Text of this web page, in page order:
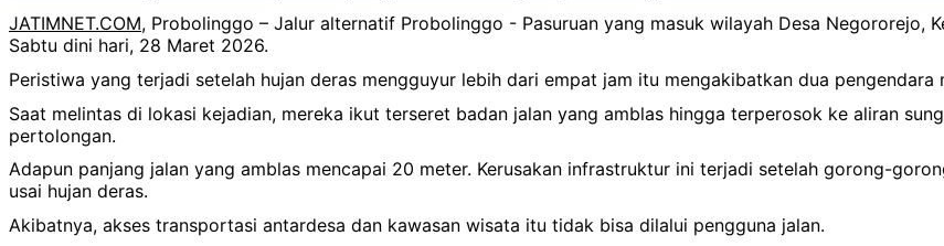
JATIMNET.COM, Probolinggo – Jalur alternatif Probolinggo - Pasuruan yang masuk wilayah Desa Negororejo,
Sabtu dini hari, 28 Maret 2026.
Peristiwa yang terjadi setelah hujan deras mengguyur lebih dari empat jam itu mengakibatkan dua pengendara
Saat melintas di lokasi kejadian, mereka ikut terseret badan jalan yang amblas hingga terperosok ke aliran
pertolongan.
Adapun panjang jalan yang amblas mencapai 20 meter. Kerusakan infrastruktur ini terjadi setelah gorong-
usai hujan deras.
Akibatnya, akses transportasi antardesa dan kawasan wisata itu tidak bisa dilalui pengguna jalan.